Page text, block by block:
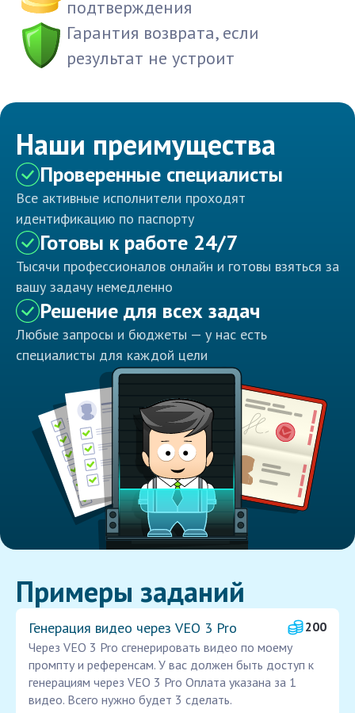
подтверждения
Гарантия возврата, если
результат не устроит
Наши преимущества
Проверенные специалисты
Все активные исполнители проходят
идентификацию по паспорту
Готовы к работе 24/7
Тысячи профессионалов онлайн и готовы взяться за
вашу задачу немедленно
Решение для всех задач
Любые запросы и бюджеты — у нас есть
специалисты для каждой цели
Примеры заданий
Генерация видео через VEO 3 Pro
200
Через VEO 3 Pro сгенерировать видео по моему
промпту и референсам. У вас должен быть доступ к
генерациям через VEO 3 Pro Оплата указана за 1
видео. Всего нужно будет 3 сделать.